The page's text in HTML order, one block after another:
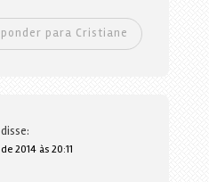
para Cristiane
disse:
2014 às 20:11